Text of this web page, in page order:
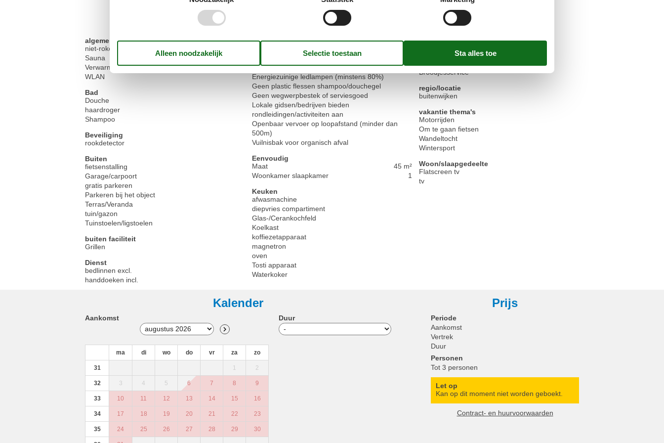
Voorzieningen
algemene uitrusting
niet-rokers
Sauna
Verwarming
WLAN
Bad
Douche
haardroger
Shampoo
Beveiliging
rookdetector
Buiten
fietsenstalling
Garage/carpoort
gratis parkeren
Parkeren bij het object
Terras/Veranda
tuin/gazon
Tuinstoelen/ligstoelen
buiten faciliteit
Grillen
Dienst
bedlinnen excl.
handdoeken incl.
duurzaamheid
Alleen waterbesparende toiletten en douches
Energiezuinige ledlampen (minstens 80%)
Geen plastic flessen shampoo/douchegel
Geen wegwerpbestek of serviesgoed
Lokale gidsen/bedrijven bieden
rondleidingen/activiteiten aan
Openbaar vervoer op loopafstand (minder dan
500m)
Vuilnisbak voor organisch afval
Eenvoudig
Maat
45 m²
Woonkamer slaapkamer
1
Keuken
afwasmachine
diepvries compartiment
Glas-/Cerankochfeld
Koelkast
koffiezetapparaat
magnetron
oven
Tosti apparaat
Waterkoker
keuken apparatuur
maaltijden
Broodjesservice
regio/locatie
buitenwijken
vakantie thema's
Motorrijden
Om te gaan fietsen
Wandeltocht
Wintersport
Woon/slaapgedeelte
Flatscreen tv
tv
Kalender
Aankomst
ma di wo do vr za zo
31 1 2
32 3 4 5 6 7 8 9
33 10 11 12 13 14 15 16
34 17 18 19 20 21 22 23
35 24 25 26 27 28 29 30
Duur
Prijs
Periode
Aankomst
Vertrek
Duur
Personen
Tot 3 personen
Let op
Kan op dit moment niet worden geboekt.
Contract- en huurvoorwaarden